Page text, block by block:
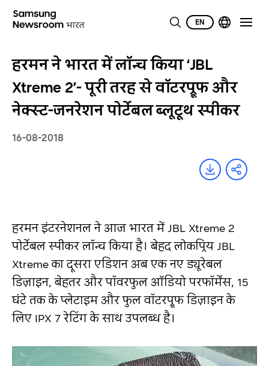
EN
हरमन ने भारत में लॉन्च किया ‘JBL
Xtreme 2’- पूरी तरह से वॉटरप्रूफ और
नेक्स्ट-जनरेशन पोर्टेबल ब्लूटूथ स्पीकर
16-08-2018
हरमन इंटरनेशनल ने आज भारत में JBL Xtreme 2
पोर्टेबल स्पीकर लॉन्च किया है। बेहद लोकप्रिय JBL
Xtreme का दूसरा एडिशन अब एक नए ड्यूरेबल
डिज़ाइन, बेहतर और पॉवरफुल ऑडियो परफॉर्मेंस, 15
घंटे तक के प्लेटाइम और फुल वॉटरप्रूफ डिज़ाइन के
लिए IPX 7 रेटिंग के साथ उपलब्ध है।